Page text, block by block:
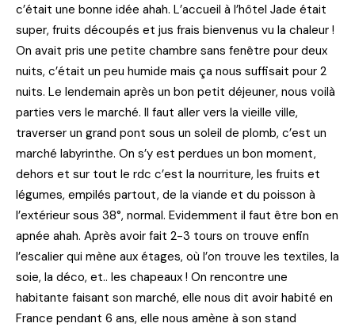
c’était une bonne idée ahah. L’accueil à l’hôtel Jade était
super, fruits découpés et jus frais bienvenus vu la chaleur !
On avait pris une petite chambre sans fenêtre pour deux
nuits, c’était un peu humide mais ça nous suffisait pour 2
nuits. Le lendemain après un bon petit déjeuner, nous voilà
parties vers le marché. Il faut aller vers la vieille ville,
traverser un grand pont sous un soleil de plomb, c’est un
marché labyrinthe. On s’y est perdues un bon moment,
dehors et sur tout le rdc c’est la nourriture, les fruits et
légumes, empilés partout, de la viande et du poisson à
l’extérieur sous 38°, normal. Evidemment il faut être bon en
apnée ahah. Après avoir fait 2-3 tours on trouve enfin
l’escalier qui mène aux étages, où l’on trouve les textiles, la
soie, la déco, et.. les chapeaux ! On rencontre une
habitante faisant son marché, elle nous dit avoir habité en
France pendant 6 ans, elle nous amène à son stand